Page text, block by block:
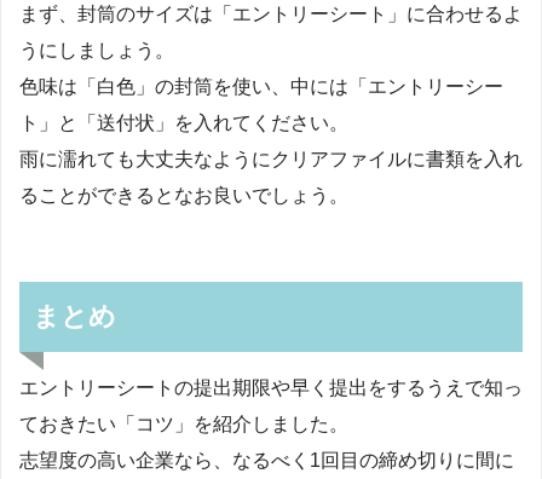
まず、封筒のサイズは「エントリーシート」に合わせるよ
うにしましょう。
色味は「白色」の封筒を使い、中には「エントリーシー
ト」と「送付状」を入れてください。
雨に濡れても大丈夫なようにクリアファイルに書類を入れ
ることができるとなお良いでしょう。
まとめ
エントリーシートの提出期限や早く提出をするうえで知っ
ておきたい「コツ」を紹介しました。
志望度の高い企業なら、なるべく1回目の締め切りに間に